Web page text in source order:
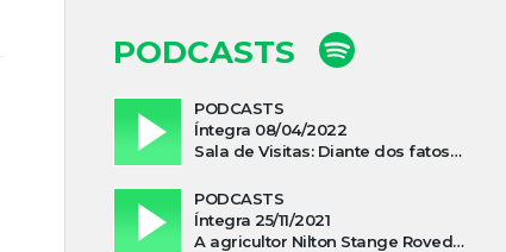
PODCASTS
PODCASTS
Íntegra 08/04/2022
Sala de Visitas: Diante dos fatos que influenciam a economia o que podemos esperar de 2022
PODCASTS
Íntegra 25/11/2021
A agricultor Nilton Stange Roveda, afirma ter recebido ajuda espiritual durante acidente